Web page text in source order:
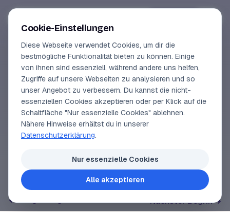
Online-Kurse
Vorschau
Erfahrungen
Lehrbuchautor
SEGELLEXIKON
Himmelsachse
Achse durch denHimmelsnordpol
Voriger Begriff Nächster Begriff
Cookie-Einstellungen
Diese Webseite verwendet Cookies, um dir die
bestmögliche Funktionalität bieten zu können. Einige
von ihnen sind essenziell, während andere uns helfen,
Zugriffe auf unsere Webseiten zu analysieren und so
unser Angebot zu verbessern. Du kannst die nicht-
essenziellen Cookies akzeptieren oder per Klick auf die
Schaltfläche "Nur essenzielle Cookies" ablehnen.
Nähere Hinweise erhältst du in unserer
Datenschutzerklärung.
Nur essenzielle Cookies
Alle akzeptieren